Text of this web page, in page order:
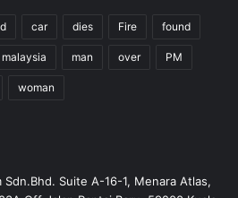
car dies Fire found
malaysia man over PM
woman
Sdn.Bhd. Suite A-16-1, Menara Atlas,